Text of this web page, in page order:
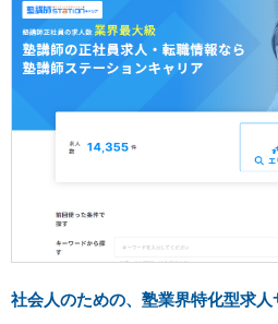
社会人のための、塾業界特化型求人